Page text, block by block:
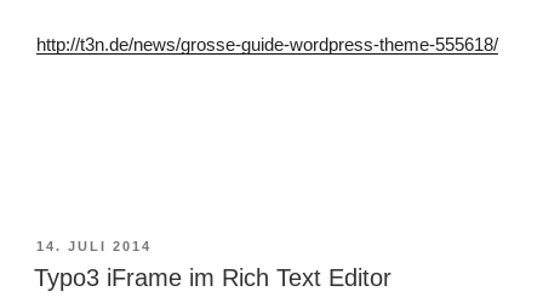
http://t3n.de/news/grosse-guide-wordpress-theme-555618/
VERÖFFENTLICHT
AM
14. JULI 2014
Typo3 iFrame im Rich Text Editor